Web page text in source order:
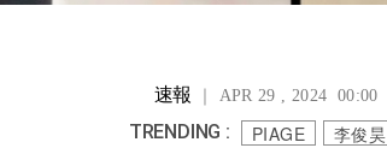
速報 ｜ APR 29 , 2024 00:00
TRENDING : PIAGE 李俊昊